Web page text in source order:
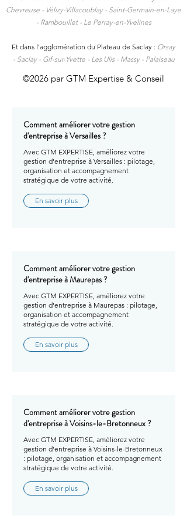
Chevreuse - Vélizy-Villacoublay - Saint-Germain-en-Laye
- Rambouillet - Le Perray-en-Yvelines
Et dans l’agglomération du Plateau de Saclay : Orsay
- Saclay - Gif-sur-Yvette - Les Ulis - Massy - Palaiseau
©2026 par GTM Expertise & Conseil
Comment améliorer votre gestion
d'entreprise à Versailles ?
Avec GTM EXPERTISE, améliorez votre
gestion d'entreprise à Versailles : pilotage,
organisation et accompagnement
stratégique de votre activité.
En savoir plus
Comment améliorer votre gestion
d'entreprise à Maurepas ?
Avec GTM EXPERTISE, améliorez votre
gestion d'entreprise à Maurepas : pilotage,
organisation et accompagnement
stratégique de votre activité.
En savoir plus
Comment améliorer votre gestion
d'entreprise à Voisins-le-Bretonneux ?
Avec GTM EXPERTISE, améliorez votre
gestion d'entreprise à Voisins-le-Bretonneux
: pilotage, organisation et accompagnement
stratégique de votre activité.
En savoir plus